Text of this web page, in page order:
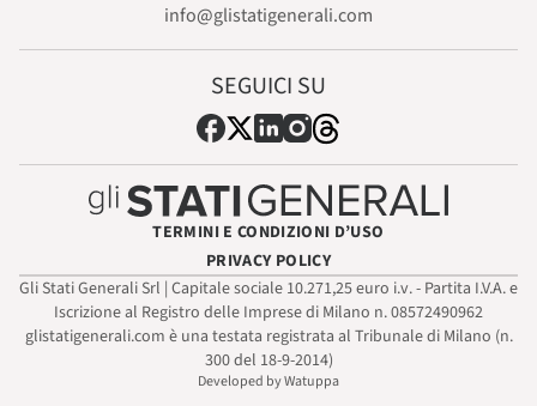
info@glistatigenerali.com
SEGUICI SU
TERMINI E CONDIZIONI D’USO
PRIVACY POLICY
Gli Stati Generali Srl | Capitale sociale 10.271,25 euro i.v. - Partita I.V.A. e
Iscrizione al Registro delle Imprese di Milano n. 08572490962
glistatigenerali.com è una testata registrata al Tribunale di Milano (n.
300 del 18-9-2014)
Developed by Watuppa